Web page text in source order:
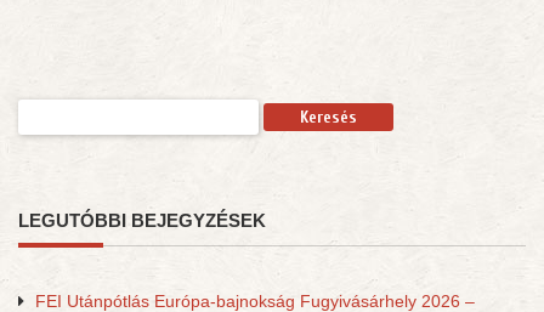
LEGUTÓBBI BEJEGYZÉSEK
FEI Utánpótlás Európa-bajnokság Fugyivásárhely 2026 –